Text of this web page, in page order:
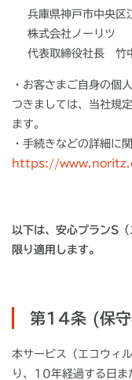
兵庫県神戸市中央
株式会社ノーリツ
代表取締役社長 竹
・お客さまご自身の個
つきましては、当社規
ます。
・手続きなどの詳細に
https://
以下は、安心プランS
限り適用します。
第14条 (保守
本サービス（エコウィ
り、10年経過する日ま